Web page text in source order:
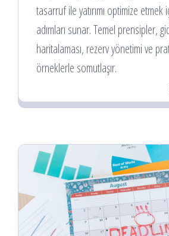
tasarruf ile yatırımı optimize etmek
adımları sunar. Temel prensipler,
haritalaması, rezerv yönetimi ve
örneklerle somutlaşır.